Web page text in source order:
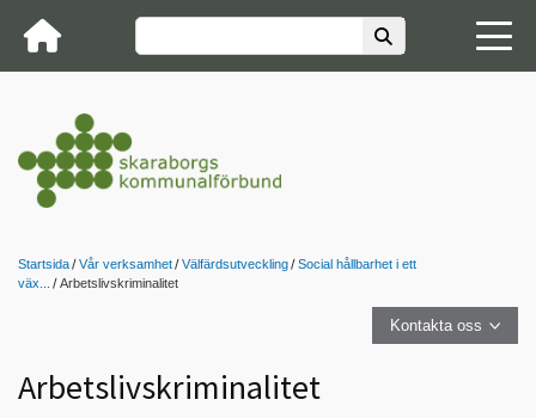
Startsida Vår verksamhet Välfärdsutveckling
Social hållbarhet i ett
väx...
Arbetslivskriminalitet
Kontakta oss
Arbetslivskriminalitet